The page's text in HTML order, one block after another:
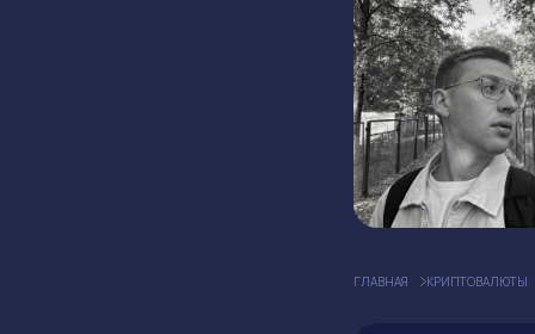
ГЛАВНАЯ КРИПТОВАЛЮТЫ